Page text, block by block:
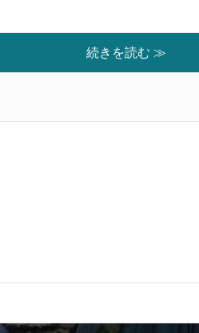
続きを読む ≫